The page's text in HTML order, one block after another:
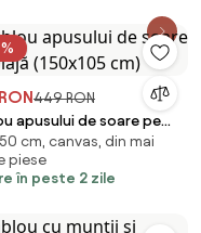
449 RON
apusului de soare pe
cm)
cm, canvas, din mai
piese
în peste 2 zile